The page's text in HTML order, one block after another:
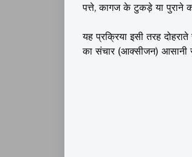
पत्ते, कागज के टुकड़े या
यह प्रक्रिया इसी तरह
का संचार (आक्सीजन) आसानी